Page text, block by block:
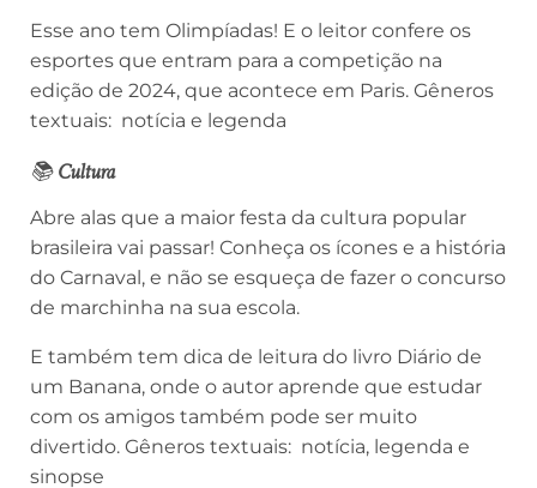
Esse ano tem Olimpíadas! E o leitor confere os
esportes que entram para a competição na
edição de 2024, que acontece em Paris. Gêneros
textuais: notícia e legenda
📚Cultura
Abre alas que a maior festa da cultura popular
brasileira vai passar! Conheça os ícones e a história
do Carnaval, e não se esqueça de fazer o concurso
de marchinha na sua escola.
E também tem dica de leitura do livro Diário de
um Banana, onde o autor aprende que estudar
com os amigos também pode ser muito
divertido. Gêneros textuais: notícia, legenda e
sinopse